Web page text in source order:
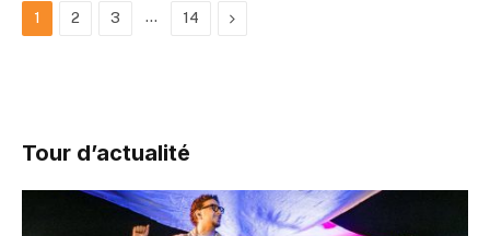
1 2 3 … 14 Next
Tour d’actualité